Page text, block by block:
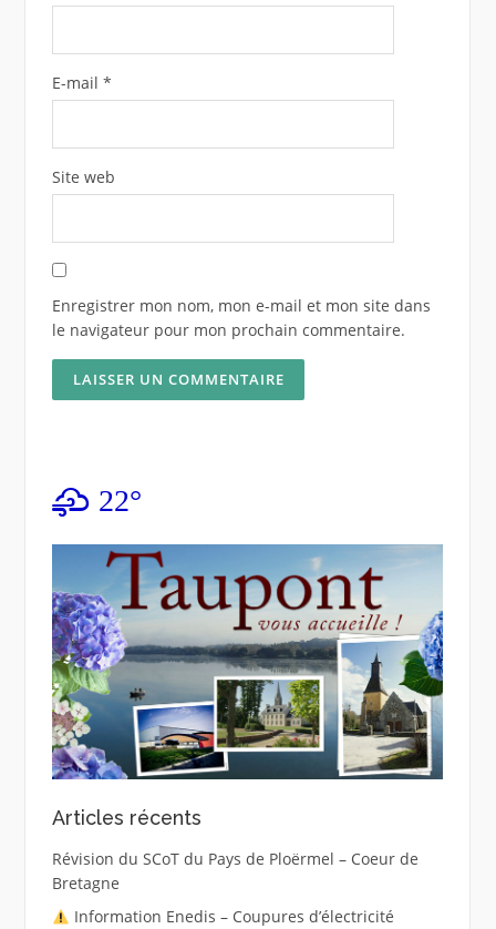
E-mail *
Site web
Enregistrer mon nom, mon e-mail et mon site dans
le navigateur pour mon prochain commentaire.
22°
Articles récents
Révision du SCoT du Pays de Ploërmel – Coeur de
Bretagne
Information Enedis – Coupures d’électricité